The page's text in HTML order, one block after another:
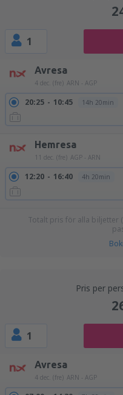
1
Avresa
4 dec. (fre) ARN - AGP
20:25 10:45 14h 20min
Hemresa
11 dec. (fre) AGP - ARN
12:20 16:40 4h 20min
Totalt pris för alla biljetter
Pris per
1
Avresa
4 dec. (fre) ARN - AGP